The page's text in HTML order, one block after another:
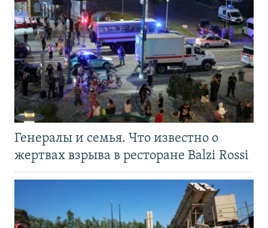
Генералы и семья. Что известно о
жертвах взрыва в ресторане Balzi Rossi